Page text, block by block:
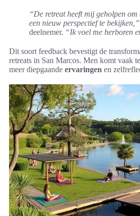
“De retreat heeft mij geholpen
een nieuw perspectief te bekijken,”
deelnemer. “Ik voel me herboren
Dit soort feedback bevestigt de
retreats in San Marcos. Men komt vaak
meer diepgaande ervaringen en